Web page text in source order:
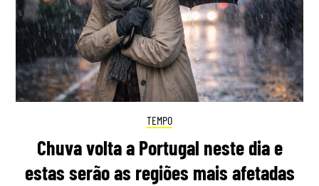
TEMPO
Chuva volta a Portugal neste dia e
estas serão as regiões mais afetadas